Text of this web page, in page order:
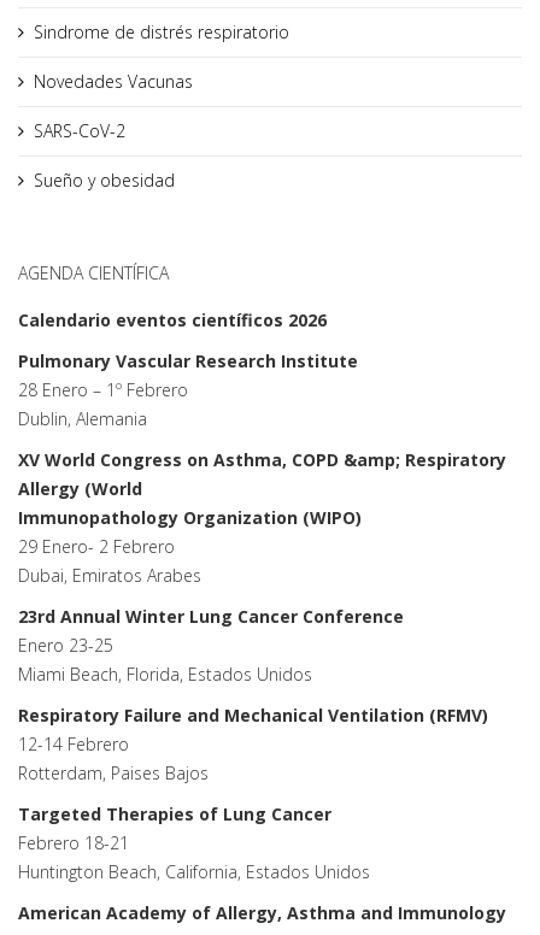
Sindrome de distrés respiratorio
Novedades Vacunas
SARS-CoV-2
Sueño y obesidad
AGENDA CIENTÍFICA
Calendario eventos científicos 2026
Pulmonary Vascular Research Institute
28 Enero – 1º Febrero
Dublin, Alemania
XV World Congress on Asthma, COPD &amp; Respiratory
Allergy (World
Immunopathology Organization (WIPO)
29 Enero- 2 Febrero
Dubai, Emiratos Arabes
23rd Annual Winter Lung Cancer Conference
Enero 23-25
Miami Beach, Florida, Estados Unidos
Respiratory Failure and Mechanical Ventilation (RFMV)
12-14 Febrero
Rotterdam, Paises Bajos
Targeted Therapies of Lung Cancer
Febrero 18-21
Huntington Beach, California, Estados Unidos
American Academy of Allergy, Asthma and Immunology